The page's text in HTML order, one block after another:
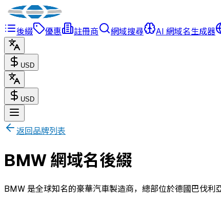
後綴 優惠 註冊商 網域搜尋 AI 網域名生成器
USD
USD
返回品牌列表
BMW 網域名後綴
BMW 是全球知名的豪華汽車製造商，總部位於德國巴伐利